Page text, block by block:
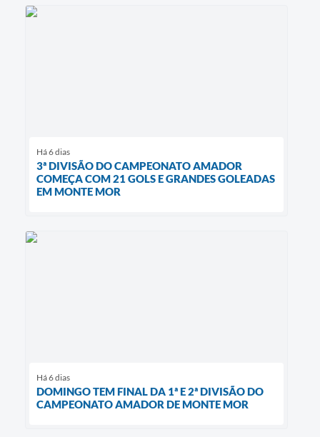
Há 6 dias
3ª DIVISÃO DO CAMPEONATO AMADOR
COMEÇA COM 21 GOLS E GRANDES GOLEADAS
EM MONTE MOR
Há 6 dias
DOMINGO TEM FINAL DA 1ª E 2ª DIVISÃO DO
CAMPEONATO AMADOR DE MONTE MOR